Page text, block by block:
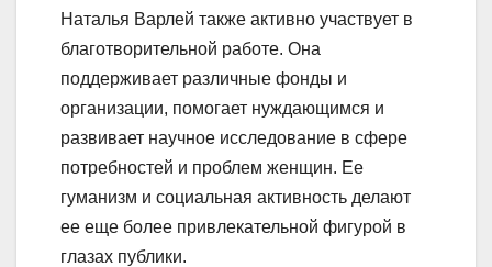
Наталья Варлей также активно участвует в
благотворительной работе. Она
поддерживает различные фонды и
организации, помогает нуждающимся и
развивает научное исследование в сфере
потребностей и проблем женщин. Ее
гуманизм и социальная активность делают
ее еще более привлекательной фигурой в
глазах публики.